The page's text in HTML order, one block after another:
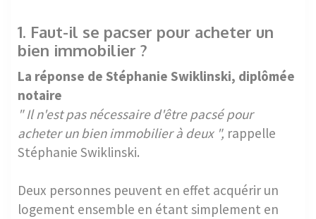
1. Faut-il se pacser pour acheter un
bien immobilier ?
La réponse de Stéphanie Swiklinski, diplômée
notaire
" Il n'est pas nécessaire d'être pacsé pour
acheter un bien immobilier à deux ", rappelle
Stéphanie Swiklinski.
Deux personnes peuvent en effet acquérir un
logement ensemble en étant simplement en